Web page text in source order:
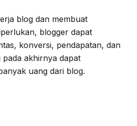
blog dan membuat
blogger dapat
konversi, pendapatan, dan
pada akhirnya dapat
uang dari blog.